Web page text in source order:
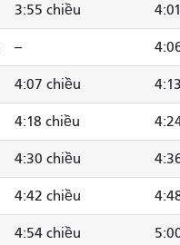
3:55 chiều
--
4:07 chiều
4:18 chiều
4:30 chiều
4:42 chiều
4:54 chiều